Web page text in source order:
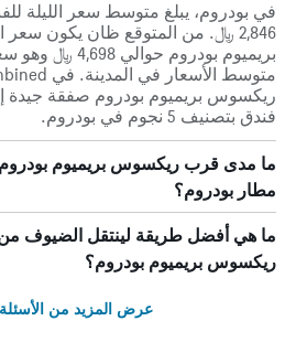
2,846 ﷼. من المتوقع ظان يكون
ريكسوس بريميوم بودروم صفقة جيدة
فندق بتصنيف 5 نجوم في بودروم.
ما مدى قرب ريكسوس بريميوم
مطار بودروم؟
ما هي أفضل طريقة لينتقل الضيوف
ريكسوس بريميوم بودروم؟
عرض المزيد من الأسئلة